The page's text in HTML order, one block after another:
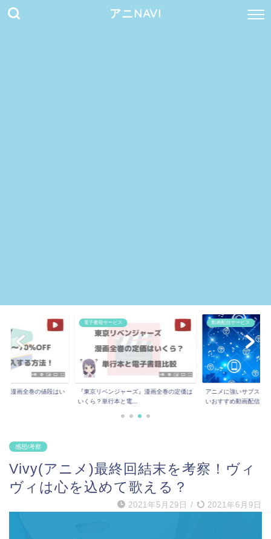
アニNAVI
』漫画全巻の値段はい
電子書籍サービス
『東京リベンジャーズ』漫画全巻の定価は
いくら？単行本と電...
動画配信サービス
アニメに強いサブスク
いおすすめ動画配信...
感想/考察
Vivy(アニメ)最終回結末を考察！ヴィ
ヴィは心を込めて歌える？
2021年5月29日 / 2021年6月9日